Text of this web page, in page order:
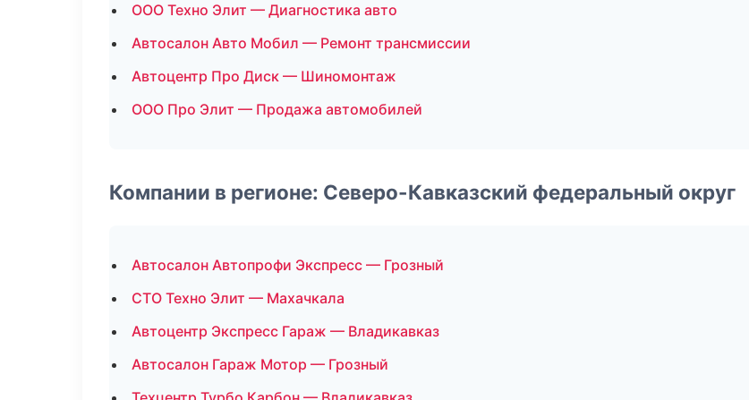
ООО Техно Элит — Диагностика авто
Автосалон Авто Мобил — Ремонт трансмиссии
Автоцентр Про Диск — Шиномонтаж
ООО Про Элит — Продажа автомобилей
Компании в регионе: Северо-Кавказский федеральный округ
Автосалон Автопрофи Экспресс — Грозный
СТО Техно Элит — Махачкала
Автоцентр Экспресс Гараж — Владикавказ
Автосалон Гараж Мотор — Грозный